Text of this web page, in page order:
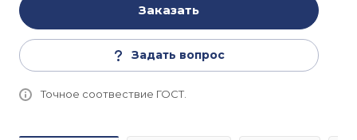
Заказать
Задать вопрос
Точное соотвествие ГОСТ.